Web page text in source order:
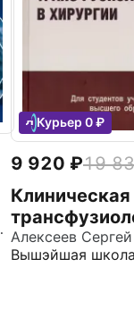
Курьер 0 ₽
9 920 19
Клиническая
хирургии.
пособие
Вышэйшая школа